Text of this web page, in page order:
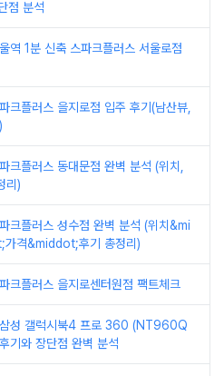
점 분석
역 1분 신축 스파크플러스 서울로점
크플러스 을지로점 입주 후기(남산뷰,
크플러스 동대문점 완벽 분석 (위치,
리)
크플러스 성수점 완벽 분석 (위치&mi
격&middot;후기 총정리)
크플러스 을지로센터원점 팩트체크
삼성 갤럭시북4 프로 360 (NT960Q
기와 장단점 완벽 분석